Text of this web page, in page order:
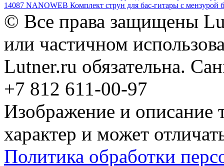
14087 NANOWEB Комплект струн для бас-гитары с мензурой
© Все права защищены
или частичном
Lutner.ru обязательна.
+7 812 611-00-97
Изображение и описание
характер и может
Политика обработки